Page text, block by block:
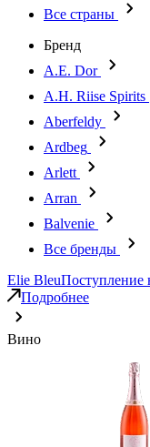
Все страны
Бренд
A.E. Dor
A.H. Riise Spirits
Aberfeldy
Ardbeg
Arlett
Arran
Balvenie
Все бренды
Elie BleuПоступление
Подробнее
Вино